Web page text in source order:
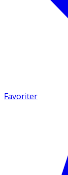
Favoriter